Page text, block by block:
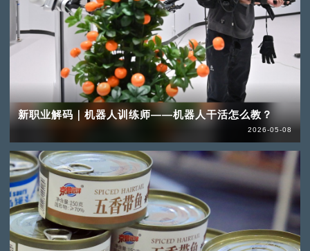
新职业解码｜机器人训练师——机器人干活怎么教？
2026-05-08